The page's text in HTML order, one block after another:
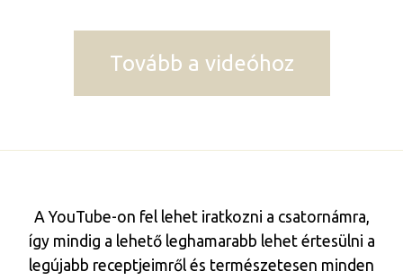
Tovább a videóhoz
A YouTube-on fel lehet iratkozni a csatornámra,
így mindig a lehető leghamarabb lehet értesülni a
legújabb receptjeimről és természetesen minden